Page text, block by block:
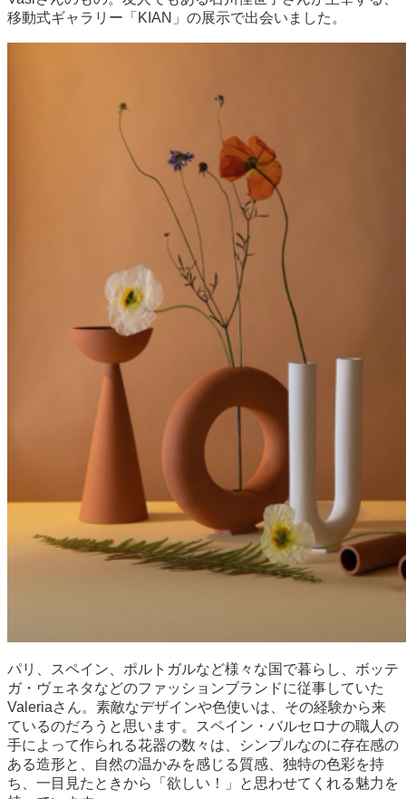
移動式ギャラリー「KIAN」の展示で出会いました。
パリ、スペイン、ポルトガルなど様々な国で暮らし、ボッテ
ガ・ヴェネタなどのファッションブランドに従事していた
Valeriaさん。素敵なデザインや色使いは、その経験から来
ているのだろうと思います。スペイン・バルセロナの職人の
手によって作られる花器の数々は、シンプルなのに存在感の
ある造形と、自然の温かみを感じる質感、独特の色彩を持
ち、一目見たときから「欲しい！」と思わせてくれる魅力を